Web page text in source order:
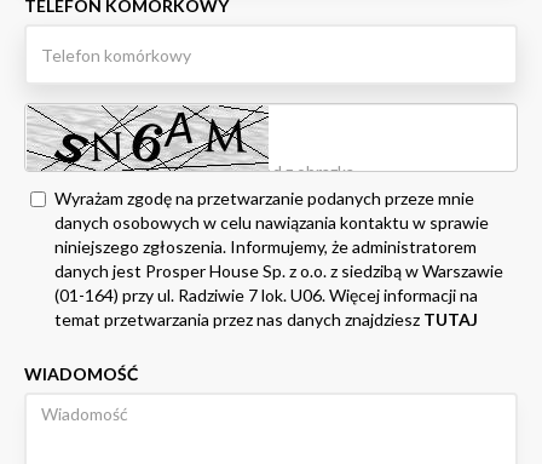
TELEFON KOMÓRKOWY
Wyrażam zgodę na przetwarzanie podanych przeze mnie
danych osobowych w celu nawiązania kontaktu w sprawie
niniejszego zgłoszenia. Informujemy, że administratorem
danych jest Prosper House Sp. z o.o. z siedzibą w Warszawie
(01-164) przy ul. Radziwie 7 lok. U06. Więcej informacji na
temat przetwarzania przez nas danych znajdziesz TUTAJ
WIADOMOŚĆ